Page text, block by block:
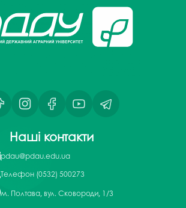
Наші контакти
pdau@pdau.edu.ua
Телефон (0532) 500273
м. Полтава, вул. Сковороди, 1/3